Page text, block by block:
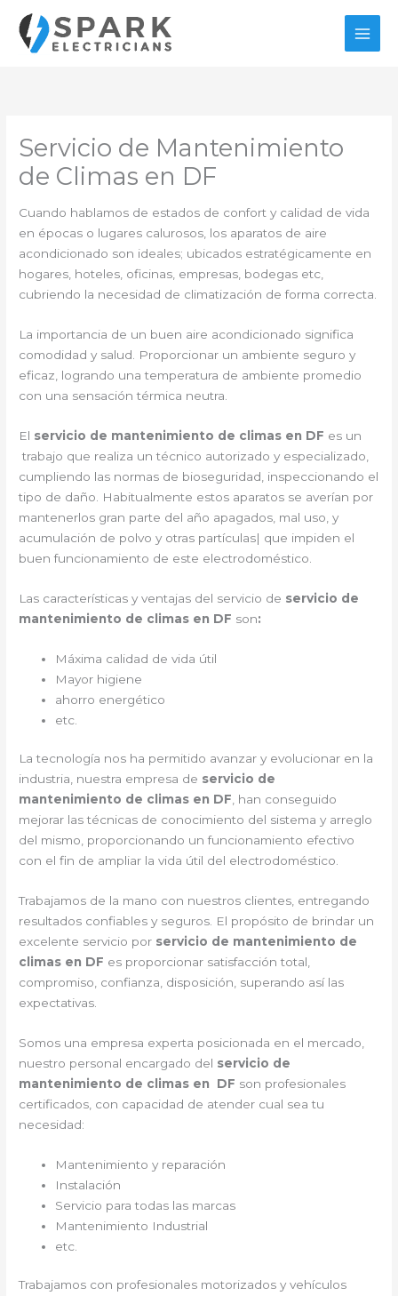
contenido
Servicio de Mantenimiento
de Climas en DF
Cuando hablamos de estados de confort y calidad de vida
en épocas o lugares calurosos, los aparatos de aire
acondicionado son ideales; ubicados estratégicamente en
hogares, hoteles, oficinas, empresas, bodegas etc,
cubriendo la necesidad de climatización de forma correcta.
La importancia de un buen aire acondicionado significa
comodidad y salud. Proporcionar un ambiente seguro y
eficaz, logrando una temperatura de ambiente promedio
con una sensación térmica neutra.
El servicio de mantenimiento de climas en DF es un
trabajo que realiza un técnico autorizado y especializado,
cumpliendo las normas de bioseguridad, inspeccionando el
tipo de daño. Habitualmente estos aparatos se averían por
mantenerlos gran parte del año apagados, mal uso, y
acumulación de polvo y otras partículas| que impiden el
buen funcionamiento de este electrodoméstico.
Las características y ventajas del servicio de servicio de
mantenimiento de climas en DF son:
Máxima calidad de vida útil
Mayor higiene
ahorro energético
etc.
La tecnología nos ha permitido avanzar y evolucionar en la
industria, nuestra empresa de servicio de
mantenimiento de climas en DF, han conseguido
mejorar las técnicas de conocimiento del sistema y arreglo
del mismo, proporcionando un funcionamiento efectivo
con el fin de ampliar la vida útil del electrodoméstico.
Trabajamos de la mano con nuestros clientes, entregando
resultados confiables y seguros. El propósito de brindar un
excelente servicio por servicio de mantenimiento de
climas en DF es proporcionar satisfacción total,
compromiso, confianza, disposición, superando así las
expectativas.
Somos una empresa experta posicionada en el mercado,
nuestro personal encargado del servicio de
mantenimiento de climas en DF son profesionales
certificados, con capacidad de atender cual sea tu
necesidad:
Mantenimiento y reparación
Instalación
Servicio para todas las marcas
Mantenimiento Industrial
etc.
Trabajamos con profesionales motorizados y vehículos